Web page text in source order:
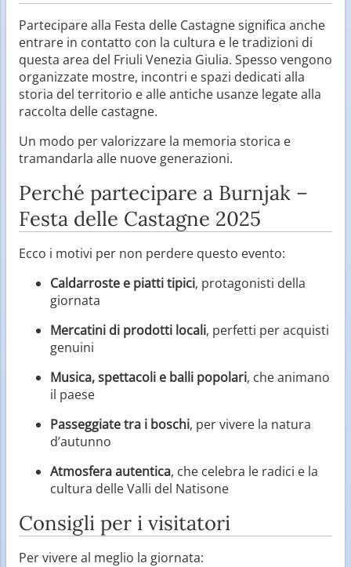
Partecipare alla Festa delle Castagne significa anche
entrare in contatto con la cultura e le tradizioni di
questa area del Friuli Venezia Giulia. Spesso vengono
organizzate mostre, incontri e spazi dedicati alla
storia del territorio e alle antiche usanze legate alla
raccolta delle castagne.
Un modo per valorizzare la memoria storica e
tramandarla alle nuove generazioni.
Perché partecipare a Burnjak –
Festa delle Castagne 2025
Ecco i motivi per non perdere questo evento:
Caldarroste e piatti tipici, protagonisti della
giornata
Mercatini di prodotti locali, perfetti per acquisti
genuini
Musica, spettacoli e balli popolari, che animano
il paese
Passeggiate tra i boschi, per vivere la natura
d’autunno
Atmosfera autentica, che celebra le radici e la
cultura delle Valli del Natisone
Consigli per i visitatori
Per vivere al meglio la giornata: